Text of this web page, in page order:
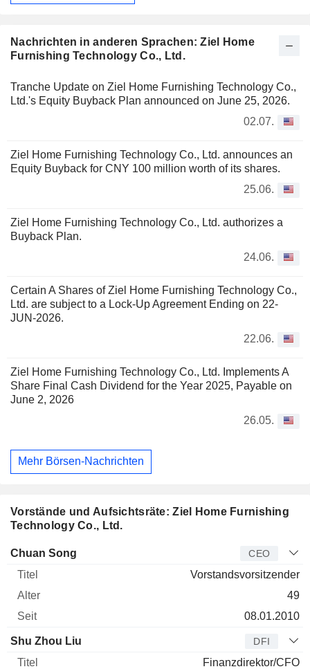
Nachrichten in anderen Sprachen: Ziel Home
Furnishing Technology Co., Ltd.
Tranche Update on Ziel Home Furnishing Technology Co.,
Ltd.'s Equity Buyback Plan announced on June 25, 2026.
02.07.
Ziel Home Furnishing Technology Co., Ltd. announces an
Equity Buyback for CNY 100 million worth of its shares.
25.06.
Ziel Home Furnishing Technology Co., Ltd. authorizes a
Buyback Plan.
24.06.
Certain A Shares of Ziel Home Furnishing Technology Co.,
Ltd. are subject to a Lock-Up Agreement Ending on 22-
JUN-2026.
22.06.
Ziel Home Furnishing Technology Co., Ltd. Implements A
Share Final Cash Dividend for the Year 2025, Payable on
June 2, 2026
26.05.
Mehr Börsen-Nachrichten
Vorstände und Aufsichtsräte: Ziel Home Furnishing
Technology Co., Ltd.
Manager Titel
Chuan Song CEO
Vorstandsvorsitzender
49
08.01.2010
Shu Zhou Liu DFI
Finanzdirektor/CFO